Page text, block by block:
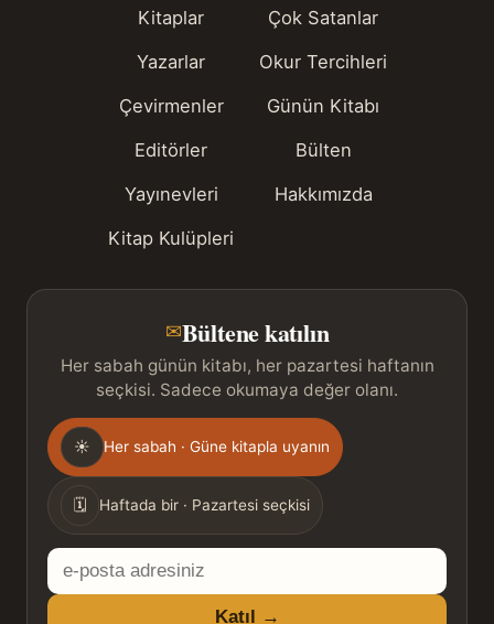
Kitaplar
Yazarlar
Çevirmenler
Editörler
Yayınevleri
Kitap Kulüpleri
Çok Satanlar
Okur Tercihleri
Günün Kitabı
Bülten
Hakkımızda
✉Bültene katılın
Her sabah günün kitabı, her pazartesi haftanın
seçkisi. Sadece okumaya değer olanı.
Gönderim
sıklığı
☀ Her sabah · Güne kitapla uyanın
🗓 Haftada bir · Pazartesi seçkisi
E-
posta
Katıl →